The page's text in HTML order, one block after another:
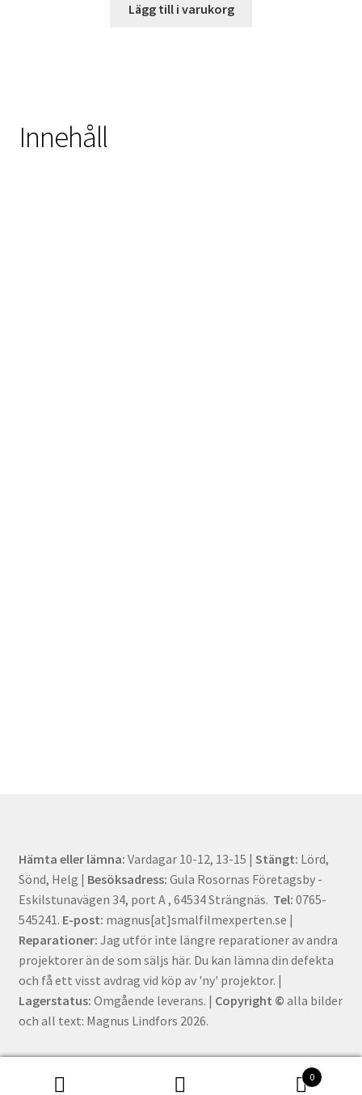
Lägg till i varukorg
Innehåll
Hämta eller lämna: Vardagar 10-12, 13-15 | Stängt: Lörd,
Sönd, Helg | Besöksadress: Gula Rosornas Företagsby -
Eskilstunavägen 34, port A , 64534 Strängnäs. Tel: 0765-
545241. E-post: magnus[at]smalfilmexperten.se |
Reparationer: Jag utför inte längre reparationer av andra
projektorer än de som säljs här. Du kan lämna din defekta
och få ett visst avdrag vid köp av 'ny' projektor. |
Lagerstatus: Omgående leverans. | Copyright © alla bilder
och all text: Magnus Lindfors 2026.
0